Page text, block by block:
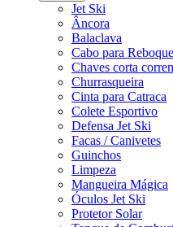
Jet Ski
Âncora
Balaclava
Cabo para Reboque
Chaves corta
Churrasqueira
Cinta para Catraca
Colete Esportivo
Defensa Jet Ski
Facas / Canivetes
Guinchos
Limpeza
Mangueira Mágica
Óculos Jet Ski
Protetor Solar